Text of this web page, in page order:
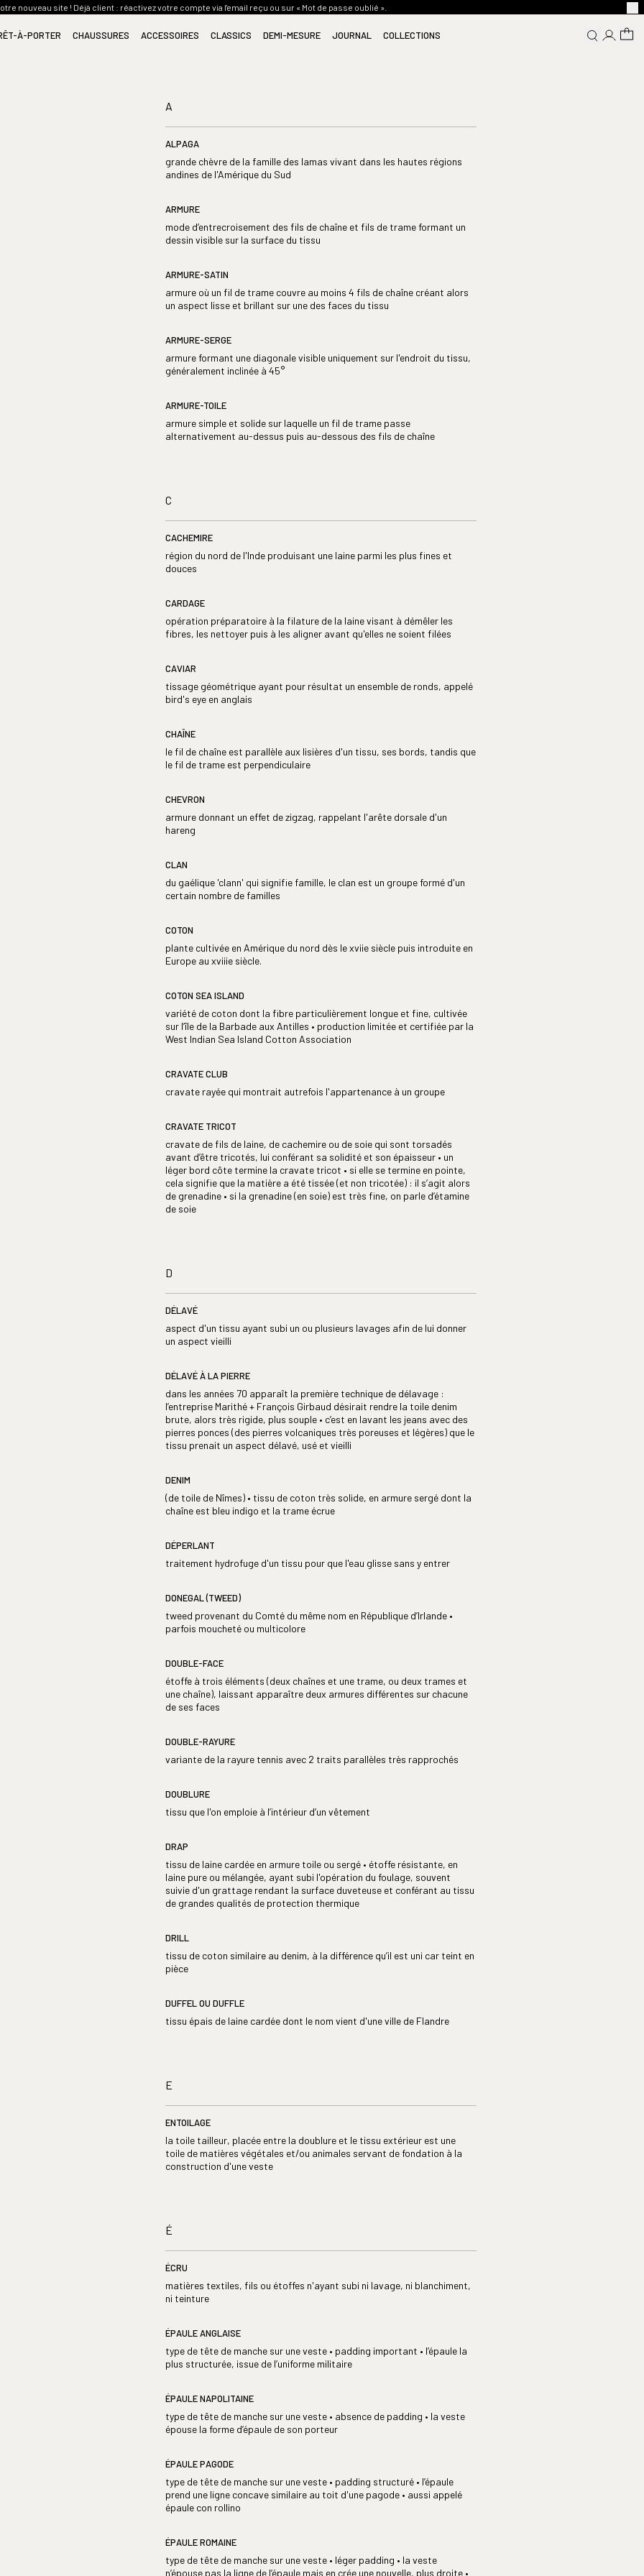
nouveau site ! Déjà client : réactivez votre compte via l'email reçu ou sur « Mot de passe oublié ».
À-PORTER
BLOUSONS
MANTEAUX
MAILLES
HAUTS
SOIRÉE
CHAUSSURES ACCESSOIRES
CARTE CADEAU
CLASSICS
CHEMISE CLASSICS
DENIM CLASSICS
MAILLES CLASSICS
ACCESSOIRES CLASSICS
DEMI-MESURE JOURNAL COLLECTIONS
A
ALPAGA
grande chèvre de la famille des lamas vivant dans les hautes régions
andines de l'Amérique du Sud
ARMURE
mode d’entrecroisement des fils de chaîne et fils de trame formant un
dessin visible sur la surface du tissu
ARMURE-SATIN
armure où un fil de trame couvre au moins 4 fils de chaîne créant alors
un aspect lisse et brillant sur une des faces du tissu
ARMURE-SERGE
armure formant une diagonale visible uniquement sur l'endroit du tissu,
généralement inclinée à 45°
ARMURE-TOILE
armure simple et solide sur laquelle un fil de trame passe
alternativement au-dessus puis au-dessous des fils de chaîne
C
CACHEMIRE
région du nord de l'Inde produisant une laine parmi les plus fines et
douces
CARDAGE
opération préparatoire à la filature de la laine visant à démêler les
fibres, les nettoyer puis à les aligner avant qu'elles ne soient filées
CAVIAR
tissage géométrique ayant pour résultat un ensemble de ronds, appelé
bird's eye en anglais
CHAÎNE
le fil de chaîne est parallèle aux lisières d'un tissu, ses bords, tandis que
le fil de trame est perpendiculaire
CHEVRON
armure donnant un effet de zigzag, rappelant l'arête dorsale d'un
hareng
CLAN
du gaélique 'clann' qui signifie famille, le clan est un groupe formé d'un
certain nombre de familles
COTON
plante cultivée en Amérique du nord dès le xviie siècle puis introduite en
Europe au xviiie siècle.
COTON SEA ISLAND
variété de coton dont la fibre particulièrement longue et fine, cultivée
sur l’île de la Barbade aux Antilles • production limitée et certifiée par la
West Indian Sea Island Cotton Association
CRAVATE CLUB
cravate rayée qui montrait autrefois l'appartenance à un groupe
CRAVATE TRICOT
cravate de fils de laine, de cachemire ou de soie qui sont torsadés
avant d’être tricotés, lui conférant sa solidité et son épaisseur • un
léger bord côte termine la cravate tricot • si elle se termine en pointe,
cela signifie que la matière a été tissée (et non tricotée) : il s’agit alors
de grenadine • si la grenadine (en soie) est très fine, on parle d’étamine
de soie
D
DÉLAVÉ
aspect d'un tissu ayant subi un ou plusieurs lavages afin de lui donner
un aspect vieilli
DÉLAVÉ À LA PIERRE
dans les années 70 apparaît la première technique de délavage :
l’entreprise Marithé + François Girbaud désirait rendre la toile denim
brute, alors très rigide, plus souple • c’est en lavant les jeans avec des
pierres ponces (des pierres volcaniques très poreuses et légères) que le
tissu prenait un aspect délavé, usé et vieilli
DENIM
(de toile de Nîmes) • tissu de coton très solide, en armure sergé dont la
chaîne est bleu indigo et la trame écrue
DÉPERLANT
traitement hydrofuge d'un tissu pour que l'eau glisse sans y entrer
DONEGAL (TWEED)
tweed provenant du Comté du même nom en République d’Irlande •
parfois moucheté ou multicolore
DOUBLE-FACE
étoffe à trois éléments (deux chaînes et une trame, ou deux trames et
une chaîne), laissant apparaître deux armures différentes sur chacune
de ses faces
DOUBLE-RAYURE
variante de la rayure tennis avec 2 traits parallèles très rapprochés
DOUBLURE
tissu que l'on emploie à l’intérieur d’un vêtement
DRAP
tissu de laine cardée en armure toile ou sergé • étoffe résistante, en
laine pure ou mélangée, ayant subi l'opération du foulage, souvent
suivie d'un grattage rendant la surface duveteuse et conférant au tissu
de grandes qualités de protection thermique
DRILL
tissu de coton similaire au denim, à la différence qu’il est uni car teint en
pièce
DUFFEL OU DUFFLE
tissu épais de laine cardée dont le nom vient d'une ville de Flandre
E
ENTOILAGE
la toile tailleur, placée entre la doublure et le tissu extérieur est une
toile de matières végétales et/ou animales servant de fondation à la
construction d'une veste
É
ÉCRU
matières textiles, fils ou étoffes n'ayant subi ni lavage, ni blanchiment,
ni teinture
ÉPAULE ANGLAISE
type de tête de manche sur une veste • padding important • l’épaule la
plus structurée, issue de l’uniforme militaire
ÉPAULE NAPOLITAINE
type de tête de manche sur une veste • absence de padding • la veste
épouse la forme d’épaule de son porteur
ÉPAULE PAGODE
type de tête de manche sur une veste • padding structuré • l’épaule
prend une ligne concave similaire au toit d'une pagode • aussi appelé
épaule con rollino
ÉPAULE ROMAINE
type de tête de manche sur une veste • léger padding • la veste
n’épouse pas la ligne de l’épaule mais en crée une nouvelle, plus droite •